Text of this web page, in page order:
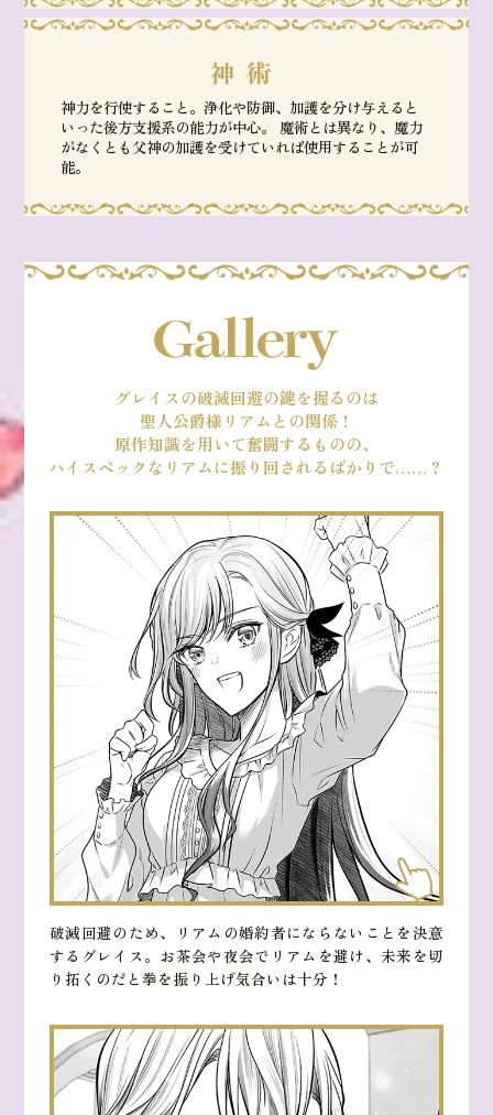
神術
神力を行使すること。浄化や防御、加護を分け与えると
いった後方支援系の能力が中心。 魔術とは異なり、魔力
がなくとも父神の加護を受けていれば使用することが可
能。
グレイスの破滅回避の鍵を握るのは
聖人公爵様リアムとの関係！
原作知識を用いて奮闘するものの、
ハイスペックなリアムに振り回されるばかりで……？
破滅回避のため、リアムの婚約者にならないことを決意
するグレイス。お茶会や夜会でリアムを避け、未来を切
り拓くのだと拳を振り上げ気合いは十分！